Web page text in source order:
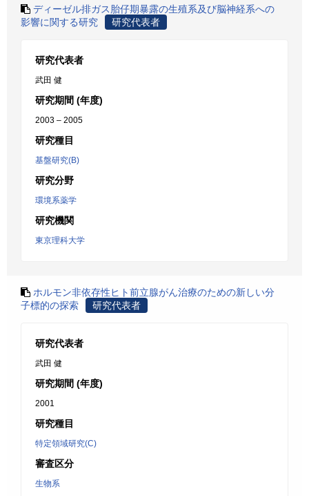
ディーゼル排ガス胎仔期暴露の生殖系及び脳神経系への
影響に関する研究
研究代表者
研究代表者
武田 健
研究期間 (年度)
2003 – 2005
研究種目
基盤研究(B)
研究分野
環境系薬学
研究機関
東京理科大学
ホルモン非依存性ヒト前立腺がん治療のための新しい分
子標的の探索
研究代表者
研究代表者
武田 健
研究期間 (年度)
2001
研究種目
特定領域研究(C)
審査区分
生物系